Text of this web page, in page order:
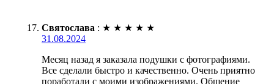
Святослава : ★ ★ ★ ★ ★
31.08.2024
Месяц назад я заказала подушки с фотографиями.
Все сделали быстро и качественно. Очень приятно
поработали с моими изображениями. Общение